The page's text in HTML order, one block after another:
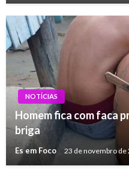
NOTÍCIAS
Homem fica com faca
briga
Es em Foco 23 de novembro de